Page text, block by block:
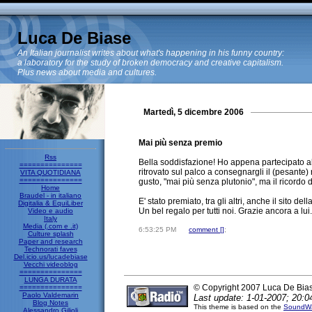
Luca De Biase
An Italian journalist writes about what's happening in his funny country:
a laboratory for the study of broken democracy and creative capitalism.
Plus news about media and cultures.
Rss
===============
VITA QUOTIDIANA
===============
Home
Braudel - in italiano
Digitalia & EquiLiber
Video e audio
Italy
Media (.com e .it)
Culture splash
Paper and research
Technorati faves
Del.icio.us/lucadebiase
Vecchi videoblog
===============
LUNGA DURATA
===============
Paolo Valdemarin
Blog Notes
Alessandro Gilioli
Martedì, 5 dicembre 2006
Mai più senza premio
Bella soddisfazione! Ho appena partecipato
ritrovato sul palco a consegnargli il
gusto, "mai più senza plutonio", ma il ricordo
E' stato premiato, tra gli altri, anche il sito
Un bel regalo per tutti noi. Grazie ancora a
6:53:25 PM comment [];
© Copyright 2007 Luca De
Last update: 1-01-2007;
This theme is based on the